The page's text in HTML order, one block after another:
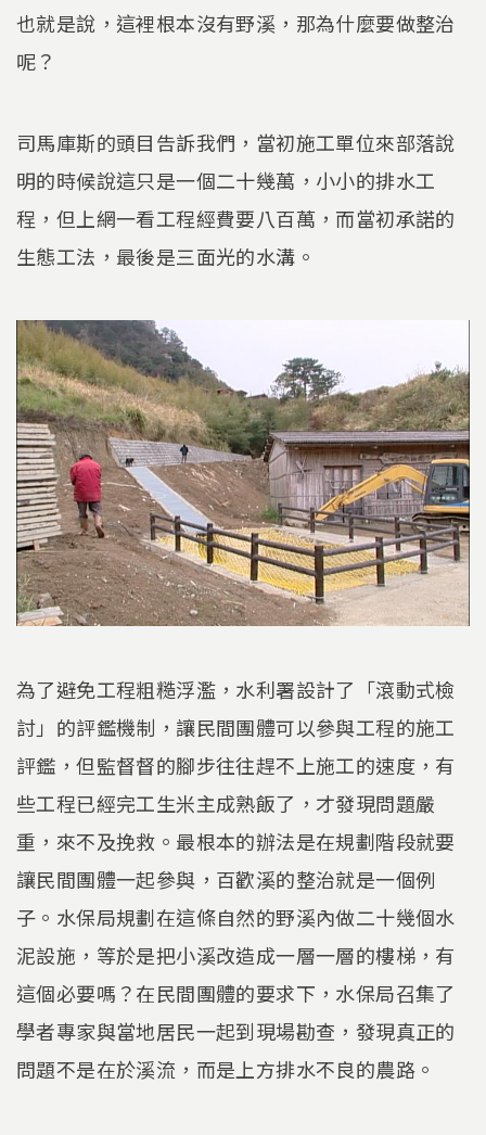
也就是說，這裡根本沒有野溪，那為什麼要做整治
呢？
司馬庫斯的頭目告訴我們，當初施工單位來部落說
明的時候說這只是一個二十幾萬，小小的排水工
程，但上網一看工程經費要八百萬，而當初承諾的
生態工法，最後是三面光的水溝。
為了避免工程粗糙浮濫，水利署設計了「滾動式檢
討」的評鑑機制，讓民間團體可以參與工程的施工
評鑑，但監督督的腳步往往趕不上施工的速度，有
些工程已經完工生米主成熟飯了，才發現問題嚴
重，來不及挽救。最根本的辦法是在規劃階段就要
讓民間團體一起參與，百歡溪的整治就是一個例
子。水保局規劃在這條自然的野溪內做二十幾個水
泥設施，等於是把小溪改造成一層一層的樓梯，有
這個必要嗎？在民間團體的要求下，水保局召集了
學者專家與當地居民一起到現場勘查，發現真正的
問題不是在於溪流，而是上方排水不良的農路。